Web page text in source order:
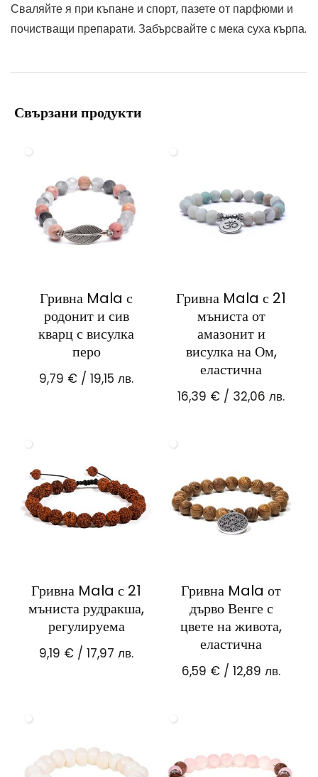
Сваляйте я при къпане и спорт, пазете от парфюми и
почистващи препарати. Забърсвайте с мека суха кърпа.
Свързани продукти
Гривна Mala с
родонит и сив
кварц с висулка
перо
9,79 € / 19,15 лв.
Гривна Mala с 21
мъниста от
амазонит и
висулка на Ом,
еластична
16,39 € / 32,06 лв.
Гривна Mala с 21
мъниста рудракша,
регулируема
9,19 € / 17,97 лв.
Гривна Mala от
дърво Венге с
цвете на живота,
еластична
6,59 € / 12,89 лв.